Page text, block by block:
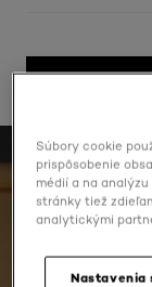
Súbory cookie
prispôsobenie
médií a na
stránky tiež
analytickými
Nastavenia